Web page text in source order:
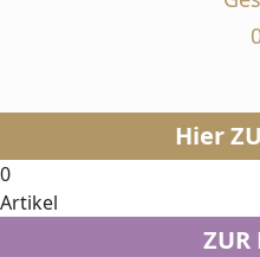
Hier
0
Artikel
ZUR